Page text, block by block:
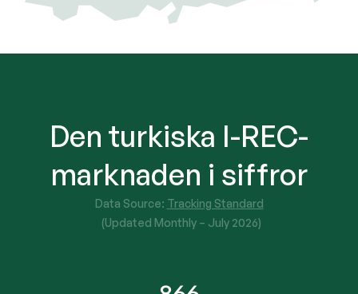
Den turkiska I-REC-
marknaden i siffror
Data Source: Tracking Standard
(Updated Monthly – July 2026)